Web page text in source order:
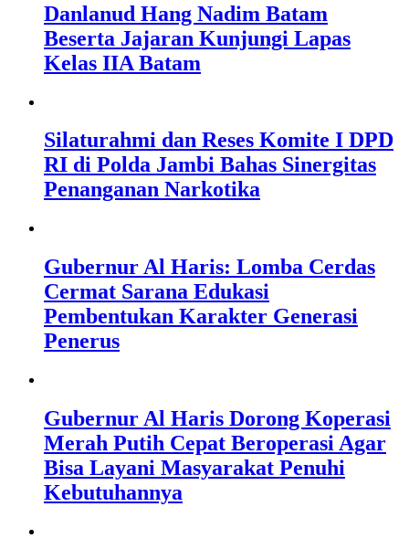
Danlanud Hang Nadim Batam
Beserta Jajaran Kunjungi Lapas
Kelas IIA Batam
Silaturahmi dan Reses Komite I DPD
RI di Polda Jambi Bahas Sinergitas
Penanganan Narkotika
Gubernur Al Haris: Lomba Cerdas
Cermat Sarana Edukasi
Pembentukan Karakter Generasi
Penerus
Gubernur Al Haris Dorong Koperasi
Merah Putih Cepat Beroperasi Agar
Bisa Layani Masyarakat Penuhi
Kebutuhannya